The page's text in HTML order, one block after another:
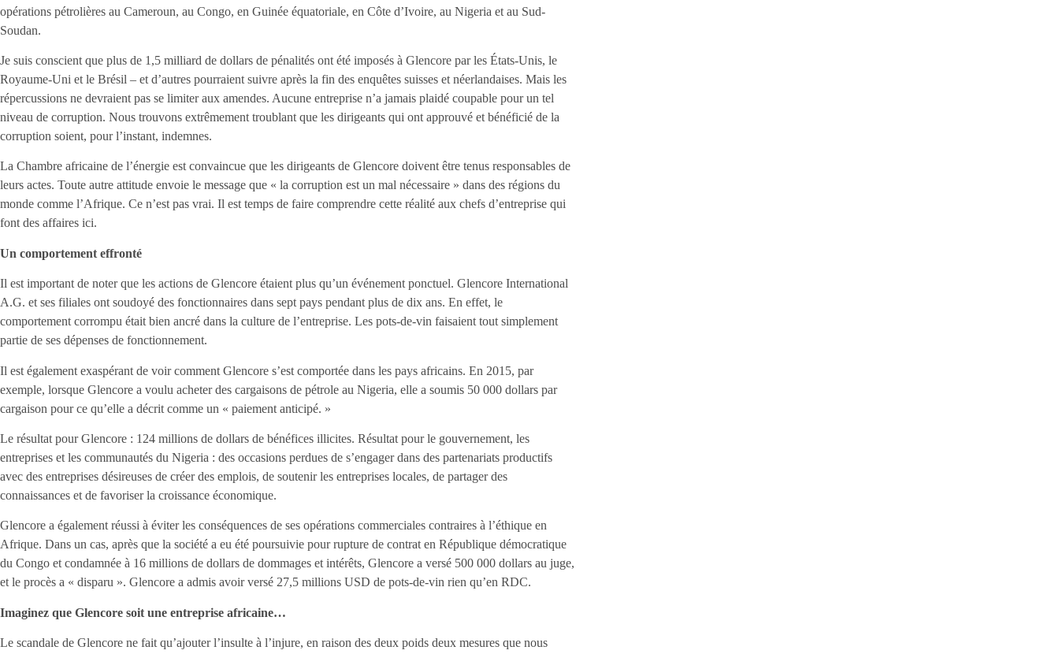
opérations pétrolières au Cameroun, au Congo, en Guinée équatoriale, en Côte d’Ivoire, au Nigeria et au Sud-
Soudan.
Je suis conscient que plus de 1,5 milliard de dollars de pénalités ont été imposés à Glencore par les États-Unis, le
Royaume-Uni et le Brésil – et d’autres pourraient suivre après la fin des enquêtes suisses et néerlandaises. Mais les
répercussions ne devraient pas se limiter aux amendes. Aucune entreprise n’a jamais plaidé coupable pour un tel
niveau de corruption. Nous trouvons extrêmement troublant que les dirigeants qui ont approuvé et bénéficié de la
corruption soient, pour l’instant, indemnes.
La Chambre africaine de l’énergie est convaincue que les dirigeants de Glencore doivent être tenus responsables de
leurs actes. Toute autre attitude envoie le message que « la corruption est un mal nécessaire » dans des régions du
monde comme l’Afrique. Ce n’est pas vrai. Il est temps de faire comprendre cette réalité aux chefs d’entreprise qui
font des affaires ici.
Un comportement effronté
Il est important de noter que les actions de Glencore étaient plus qu’un événement ponctuel. Glencore International
A.G. et ses filiales ont soudoyé des fonctionnaires dans sept pays pendant plus de dix ans. En effet, le
comportement corrompu était bien ancré dans la culture de l’entreprise. Les pots-de-vin faisaient tout simplement
partie de ses dépenses de fonctionnement.
Il est également exaspérant de voir comment Glencore s’est comportée dans les pays africains. En 2015, par
exemple, lorsque Glencore a voulu acheter des cargaisons de pétrole au Nigeria, elle a soumis 50 000 dollars par
cargaison pour ce qu’elle a décrit comme un « paiement anticipé. »
Le résultat pour Glencore : 124 millions de dollars de bénéfices illicites. Résultat pour le gouvernement, les
entreprises et les communautés du Nigeria : des occasions perdues de s’engager dans des partenariats productifs
avec des entreprises désireuses de créer des emplois, de soutenir les entreprises locales, de partager des
connaissances et de favoriser la croissance économique.
Glencore a également réussi à éviter les conséquences de ses opérations commerciales contraires à l’éthique en
Afrique. Dans un cas, après que la société a eu été poursuivie pour rupture de contrat en République démocratique
du Congo et condamnée à 16 millions de dollars de dommages et intérêts, Glencore a versé 500 000 dollars au juge,
et le procès a « disparu ». Glencore a admis avoir versé 27,5 millions USD de pots-de-vin rien qu’en RDC.
Imaginez que Glencore soit une entreprise africaine…
Le scandale de Glencore ne fait qu’ajouter l’insulte à l’injure, en raison des deux poids deux mesures que nous